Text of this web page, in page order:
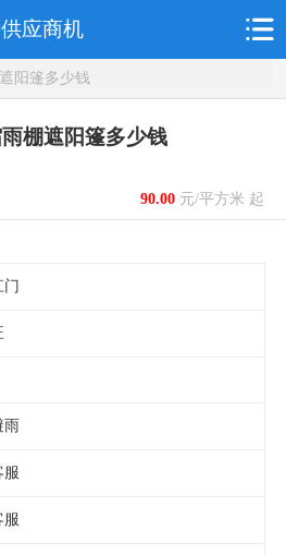
供应商机
阳篷多少钱
棚遮阳篷多少钱
90.00元/平方米 起
门
雨
服
服